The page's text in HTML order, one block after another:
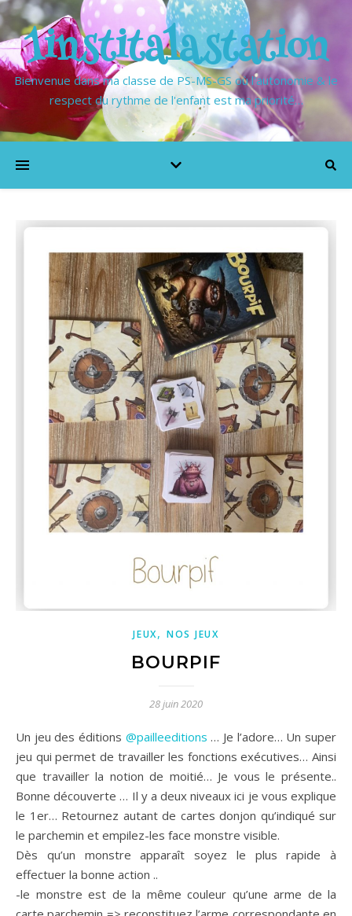
1institalastation
Bienvenue dans ma classe de PS-MS-GS où l'autonomie & le
respect du rythme de l'enfant est ma priorité…
JEUX,NOS JEUX
BOURPIF
28 juin 2020
Un jeu des éditions @pailleeditions … Je l’adore… Un super
jeu qui permet de travailler les fonctions exécutives… Ainsi
que travailler la notion de moitié… Je vous le présente..
Bonne découverte … Il y a deux niveaux ici je vous explique
le 1er… Retournez autant de cartes donjon qu’indiqué sur
le parchemin et empilez-les face monstre visible.
Dès qu’un monstre apparaît soyez le plus rapide à
effectuer la bonne action ..
-le monstre est de la même couleur qu’une arme de la